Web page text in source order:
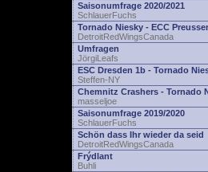
Saisonumfrage 2020/2021
SchlauerFuchs
Tornado Niesky - ECC
DetroitRedWingsCanada
Umfragen
JörgiLeafs
ESC Dresden 1b - Tornado
Steffen-NY
Chemnitz Crashers - Tornado
masseljoe
Saisonumfrage 2019/2020
SchlauerFuchs
Schön dass Ihr wieder da seid
DetroitRedWingsCanada
Frýdlant
Buhli